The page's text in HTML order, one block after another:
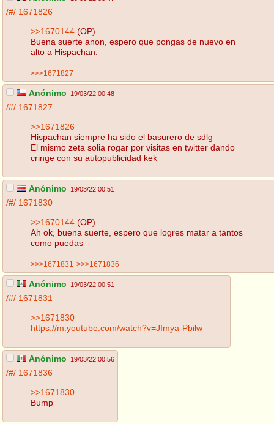
/#/ 1671826
>>1670144 (OP)
Buena suerte anon, espero que pongas de nuevo en
alto a Hispachan.
>>>1671827
Anónimo 19/03/22 00:48
/#/ 1671827
>>1671826
Hispachan siempre ha sido el basurero de sdlg
El mismo zeta solia rogar por visitas en twitter dando
cringe con su autopublicidad kek
Anónimo 19/03/22 00:51
/#/ 1671830
>>1670144 (OP)
Ah ok, buena suerte, espero que logres matar a tantos
como puedas
>>>1671831 >>>1671836
Anónimo 19/03/22 00:51
/#/ 1671831
>>1671830
https://m.youtube.com/watch?v=JImya-Pbilw
Anónimo 19/03/22 00:56
/#/ 1671836
>>1671830
Bump